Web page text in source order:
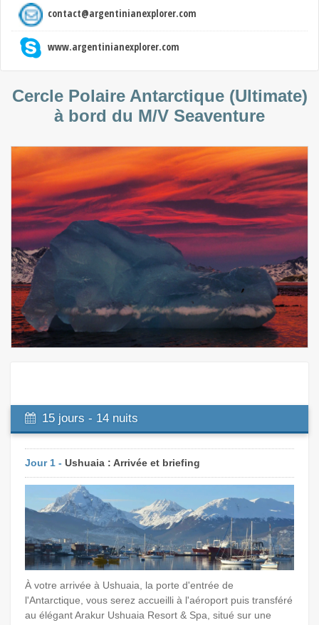
contact@argentinianexplorer.com
www.argentinianexplorer.com
Cercle Polaire Antarctique (Ultimate)
à bord du M/V Seaventure
15 jours - 14 nuits
Jour 1 - Ushuaia : Arrivée et briefing
À votre arrivée à Ushuaia, la porte d'entrée de
l'Antarctique, vous serez accueilli à l'aéroport puis transféré
au élégant Arakur Ushuaia Resort & Spa, situé sur une